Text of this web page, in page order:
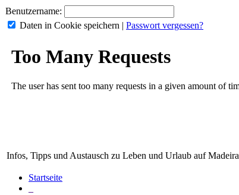
Benutzername:
Daten in Cookie speichern | Passwort vergessen?
Infos, Tipps und Austausch zu Leben und Urlaub auf Madeira
Startseite